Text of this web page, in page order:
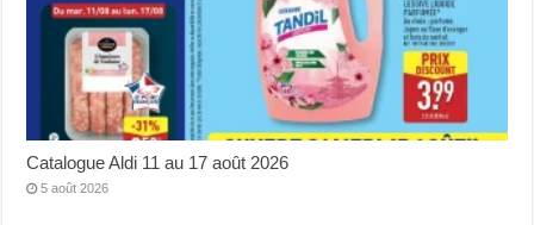
Catalogue Aldi 11 au 17 août 2026
5 août 2026